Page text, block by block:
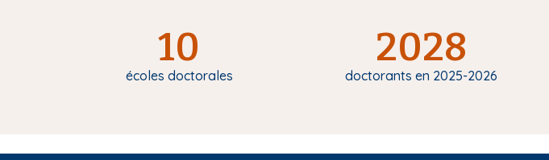
10
écoles doctorales
2028
doctorants en 2025-2026